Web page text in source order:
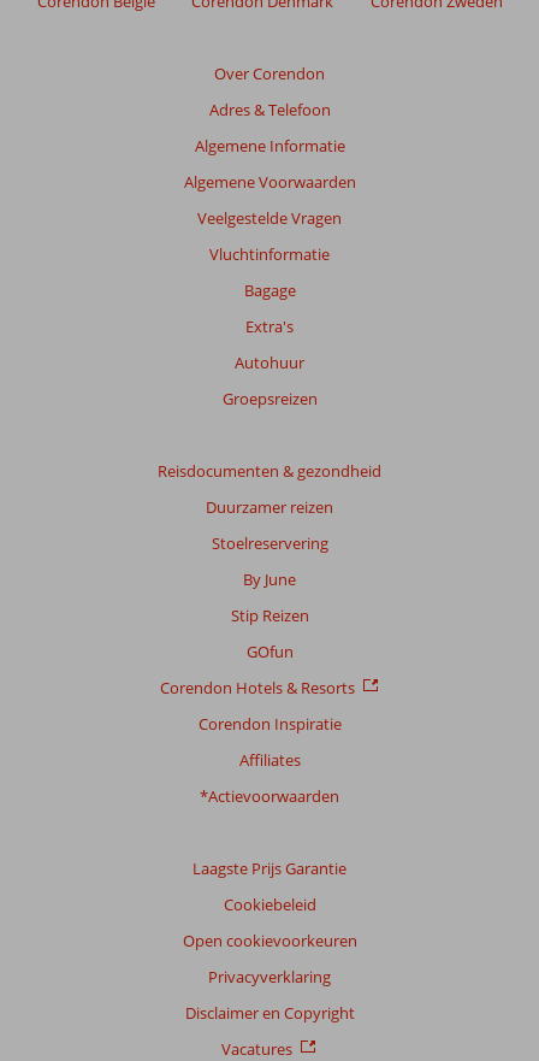
Over Corendon
Adres & Telefoon
Algemene Informatie
Algemene Voorwaarden
Veelgestelde Vragen
Vluchtinformatie
Bagage
Extra's
Autohuur
Groepsreizen
Reisdocumenten & gezondheid
Duurzamer reizen
Stoelreservering
By June
Stip Reizen
GOfun
Corendon Hotels & Resorts
Corendon Inspiratie
Affiliates
*Actievoorwaarden
Laagste Prijs Garantie
Cookiebeleid
Open cookievoorkeuren
Privacyverklaring
Disclaimer en Copyright
Vacatures